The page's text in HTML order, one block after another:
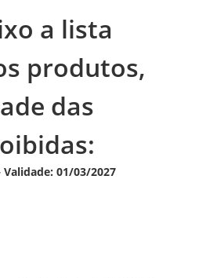
a lista
produtos,
das
Validade: 01/03/2027